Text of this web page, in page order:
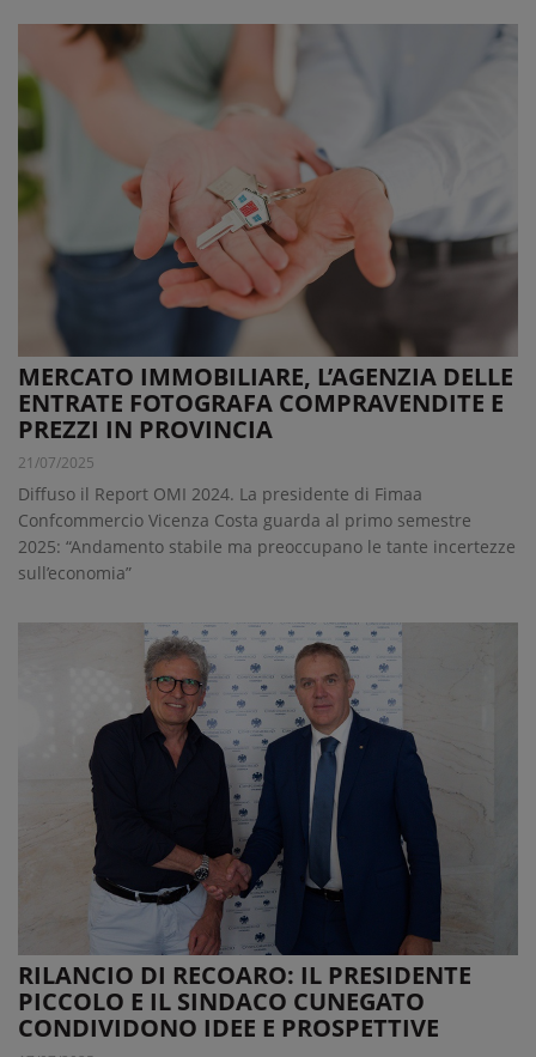
MERCATO IMMOBILIARE, L’AGENZIA DELLE
ENTRATE FOTOGRAFA COMPRAVENDITE E
PREZZI IN PROVINCIA
21/07/2025
Diffuso il Report OMI 2024. La presidente di Fimaa
Confcommercio Vicenza Costa guarda al primo semestre
2025: “Andamento stabile ma preoccupano le tante incertezze
sull’economia”
RILANCIO DI RECOARO: IL PRESIDENTE
PICCOLO E IL SINDACO CUNEGATO
CONDIVIDONO IDEE E PROSPETTIVE